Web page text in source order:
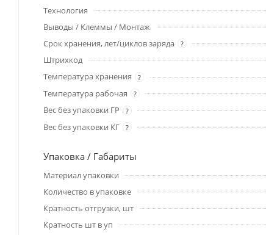
Технология
Выводы / Клеммы / Монтаж
Срок хранения, лет/циклов заряда
?
Штрихкод
Температура хранения
?
Температура рабочая
?
Вес без упаковки ГР
?
Вес без упаковки КГ
?
Упаковка / Габариты
Материал упаковки
Количество в упаковке
Кратность отгрузки, шт
Кратность шт в уп